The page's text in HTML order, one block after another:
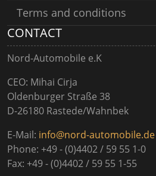
Terms and conditions
CONTACT
Nord-Automobile e.K
CEO: Mihai Cirja
Oldenburger Straße 38
D-26180 Rastede/Wahnbek
E-Mail: info@nord-automobile.de
Phone: +49 - (0)4402 / 59 55 1-0
Fax: +49 - (0)4402 / 59 55 1-55